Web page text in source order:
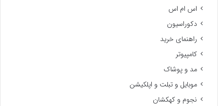
اس ام اس
دکوراسیون
راهنمای خرید
کامپیوتر
مد و پوشاک
موبایل و تبلت و اپلکیشن
نجوم و کهکشان